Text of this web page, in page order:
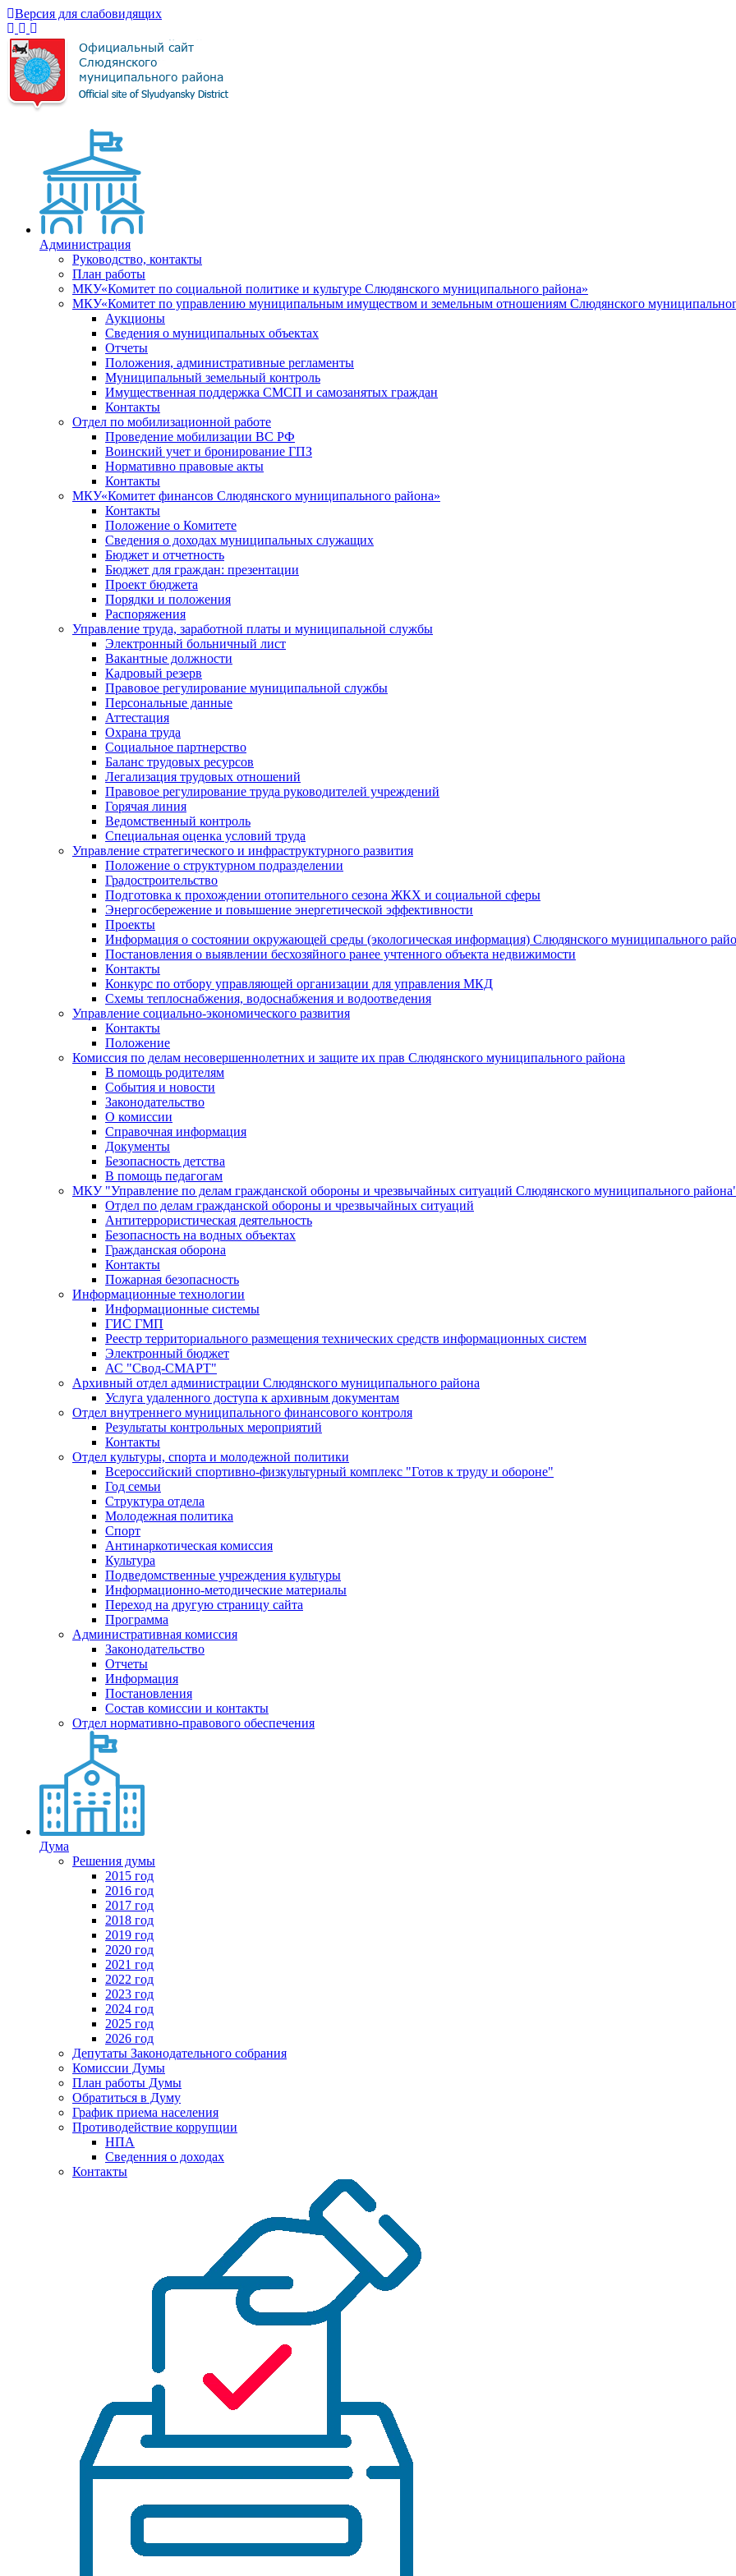
Версия для слабовидящих
Администрация
Руководство, контакты
План работы
МКУ«Комитет по социальной политике и культуре Слюдянского муниципального района»
МКУ«Комитет по управлению муниципальным имуществом и земельным отношениям Слюдянского
Аукционы
Сведения о муниципальных объектах
Отчеты
Положения, административные регламенты
Муниципальный земельный контроль
Имущественная поддержка СМСП и самозанятых граждан
Контакты
Отдел по мобилизационной работе
Проведение мобилизации ВС РФ
Воинский учет и бронирование ГПЗ
Нормативно правовые акты
Контакты
МКУ«Комитет финансов Слюдянского муниципального района»
Контакты
Положение о Комитете
Сведения о доходах муниципальных служащих
Бюджет и отчетность
Бюджет для граждан: презентации
Проект бюджета
Порядки и положения
Распоряжения
Управление труда, заработной платы и муниципальной службы
Электронный больничный лист
Вакантные должности
Кадровый резерв
Правовое регулирование муниципальной службы
Персональные данные
Аттестация
Охрана труда
Социальное партнерство
Баланс трудовых ресурсов
Легализация трудовых отношений
Правовое регулирование труда руководителей учреждений
Горячая линия
Ведомственный контроль
Специальная оценка условий труда
Управление стратегического и инфраструктурного развития
Положение о структурном подразделении
Градостроительство
Подготовка к прохождении отопительного сезона ЖКХ и социальной сферы
Энергосбережение и повышение энергетической эффективности
Проекты
Информация о состоянии окружающей среды (экологическая информация) Слюдянского муниципального
Постановления о выявлении бесхозяйного ранее учтенного объекта недвижимости
Контакты
Конкурс по отбору управляющей организации для управления МКД
Схемы теплоснабжения, водоснабжения и водоотведения
Управление социально-экономического развития
Контакты
Положение
Комиссия по делам несовершеннолетних и защите их прав Слюдянского муниципального района
В помощь родителям
События и новости
Законодательство
О комиссии
Справочная информация
Документы
Безопасность детства
В помощь педагогам
МКУ "Управление по делам гражданской обороны и чрезвычайных ситуаций Слюдянского муниципального
Отдел по делам гражданской обороны и чрезвычайных ситуаций
Антитеррористическая деятельность
Безопасность на водных объектах
Гражданская оборона
Контакты
Пожарная безопасность
Информационные технологии
Информационные системы
ГИС ГМП
Реестр территориального размещения технических средств информационных систем
Электронный бюджет
АС "Свод-СМАРТ"
Архивный отдел администрации Слюдянского муниципального района
Услуга удаленного доступа к архивным документам
Отдел внутреннего муниципального финансового контроля
Результаты контрольных мероприятий
Контакты
Отдел культуры, спорта и молодежной политики
Всероссийский спортивно-физкультурный комплекс "Готов к труду и обороне"
Год семьи
Структура отдела
Молодежная политика
Спорт
Антинаркотическая комиссия
Культура
Подведомственные учреждения культуры
Информационно-методические материалы
Переход на другую страницу сайта
Программа
Административная комиссия
Законодательство
Отчеты
Информация
Постановления
Состав комиссии и контакты
Отдел нормативно-правового обеспечения
Дума
Решения думы
2015 год
2016 год
2017 год
2018 год
2019 год
2020 год
2021 год
2022 год
2023 год
2024 год
2025 год
2026 год
Депутаты Законодательного собрания
Комиссии Думы
План работы Думы
Обратиться в Думу
График приема населения
Противодействие коррупции
НПА
Сведенния о доходах
Контакты